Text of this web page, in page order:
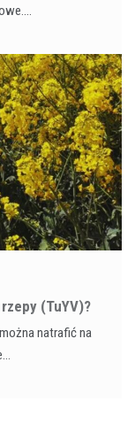
(TuYV)?
natrafić na